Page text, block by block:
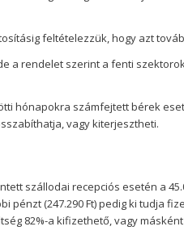
feltételezzük, hogy azt
a rendelet szerint a fenti
hónapokra számfejtett bérek
vagy kiterjesztheti.
szállodai recepciós esetén a
(247.290 Ft) pedig ki tudja
82%-a kifizethető, vagy